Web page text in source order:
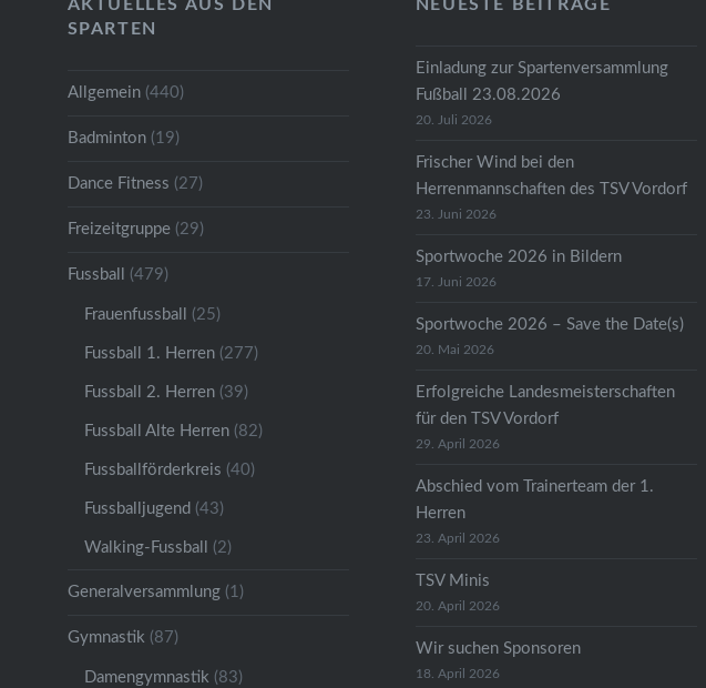
AKTUELLES AUS DEN
SPARTEN
Allgemein(440)
Badminton(19)
Dance Fitness (27)
Freizeitgruppe(29)
Fussball (479)
Frauenfussball (25)
Fussball 1. Herren(277)
Fussball 2. Herren(39)
Fussball Alte Herren(82)
Fussballförderkreis (40)
Fussballjugend (43)
Walking-Fussball (2)
Generalversammlung(1)
Gymnastik (87)
Damengymnastik (83)
NEUESTE BEITRÄGE
Einladung zur Spartenversammlung
Fußball 23.08.2026
20. Juli 2026
Frischer Wind bei den
Herrenmannschaften des TSV Vordorf
23. Juni 2026
Sportwoche 2026 in Bildern
17. Juni 2026
Sportwoche 2026 – Save the Date(s)
20. Mai 2026
Erfolgreiche Landesmeisterschaften
für den TSV Vordorf
29. April 2026
Abschied vom Trainerteam der 1.
Herren
23. April 2026
TSV Minis
20. April 2026
Wir suchen Sponsoren
18. April 2026